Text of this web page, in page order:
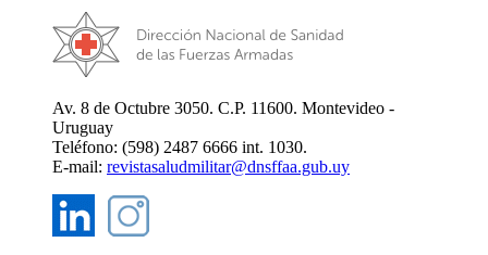
Av. 8 de Octubre 3050. C.P. 11600. Montevideo -
Uruguay
Teléfono: (598) 2487 6666 int. 1030.
E-mail: revistasaludmilitar@dnsffaa.gub.uy